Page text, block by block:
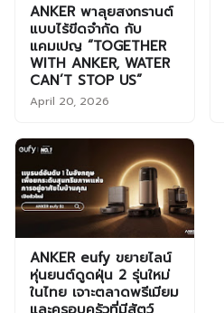
ANKER พาลุยสงกรานต์
แบบไร้ขีดจำกัด กับ
แคมเปญ “TOGETHER
WITH ANKER, WATER
CAN’T STOP US”
April 20, 2026
ANKER eufy ขยายไลน์
หุ่นยนต์ดูดฝุ่น 2 รุ่นใหม่
ในไทย เจาะตลาดพรีเมียม
และครอบครัวที่มีสัตว์